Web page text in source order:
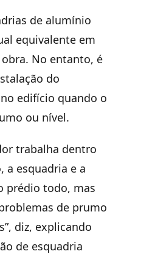
de alumínio
equivalente em
No entanto, é
do
edifício quando o
ou nível.
trabalha dentro
a esquadria e a
prédio todo, mas
de prumo
diz, explicando
de esquadria